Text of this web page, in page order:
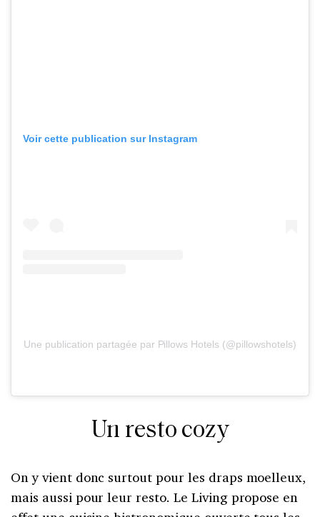
Voir cette publication sur Instagram
Une publication partagée par Pillows Hotels (@pillowshotels)
Un resto cozy
On y vient donc surtout pour les draps moelleux,
mais aussi pour leur resto. Le Living propose en